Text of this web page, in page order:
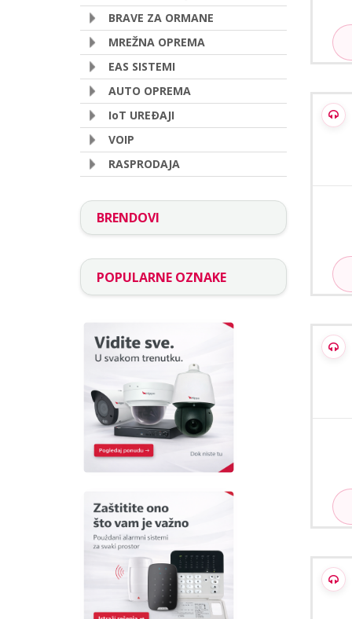
BRAVE ZA ORMANE
MREŽNA OPREMA
EAS SISTEMI
AUTO OPREMA
IoT UREÐAJI
VOIP
RASPRODAJA
BRENDOVI
POPULARNE OZNAKE